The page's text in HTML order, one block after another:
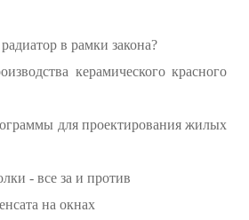
в рамки закона?
керамического красного
для проектирования жилых
- все за и против
на окнах